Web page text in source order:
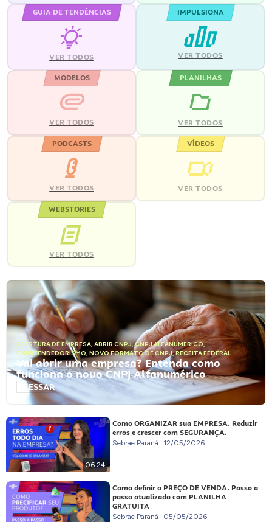
GUIA DE TENDÊNCIAS
VER TODOS
IMPULSIONA
VER TODOS
MODELOS
VER TODOS
PLANILHAS
VER TODOS
PODCASTS
VER TODOS
VÍDEOS
VER TODOS
WEBSTORIES
VER TODOS
ABERTURA DE EMPRESA, ABRIR CNPJ,CNPJ ALFANUMÉRICO,
EMPREENDEDORISMO, NOVO FORMATO DE CNPJ,RECEITA FEDERAL
Vai abrir uma empresa? Entenda como
funciona o novo CNPJ Alfanumérico
ACESSAR
06:24
Como ORGANIZAR sua EMPRESA. Reduzir
erros e crescer com SEGURANÇA.
Sebrae Paraná 12/05/2026
Como definir o PREÇO DE VENDA. Passo a
passo atualizado com PLANILHA
GRATUITA
Sebrae Paraná 05/05/2026